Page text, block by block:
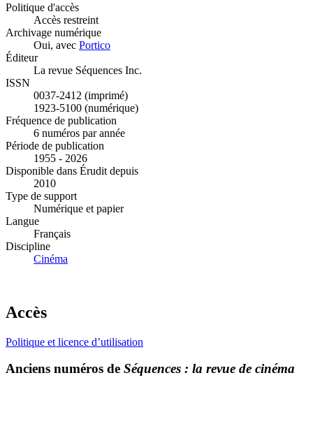
Politique d'accès
Accès restreint
Archivage numérique
Oui, avec Portico
Éditeur
La revue Séquences Inc.
ISSN
0037-2412 (imprimé)
1923-5100 (numérique)
Fréquence de publication
6 numéros par année
Période de publication
1955 - 2026
Disponible dans Érudit depuis
2010
Type de support
Numérique et papier
Langue
Français
Discipline
Cinéma
Accès
Politique et licence d’utilisation
Anciens numéros de Séquences : la revue de cinéma